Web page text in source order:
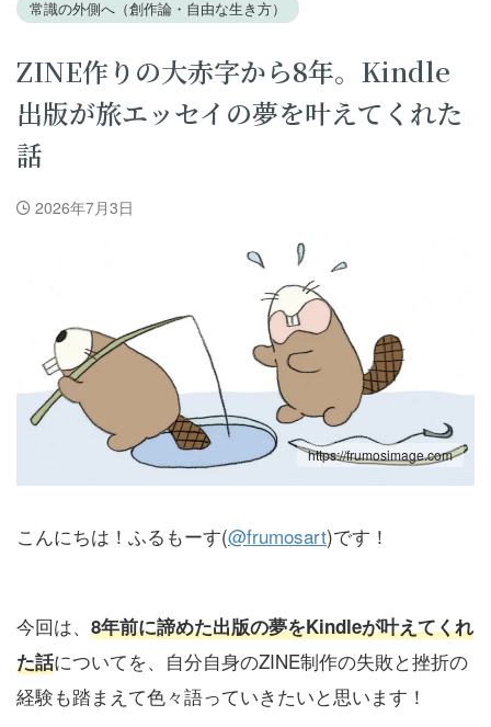
常識の外側へ（創作論・自由な生き方）
ZINE作りの大赤字から8年。Kindle
出版が旅エッセイの夢を叶えてくれた
話
2026年7月3日
https://frumosimage.com
こんにちは！ふるもーす(@frumosart)です！
今回は、 8年前に諦めた出版の夢をKindleが叶えてくれ
た話についてを、自分自身のZINE制作の失敗と挫折の
経験も踏まえて色々語っていきたいと思います！